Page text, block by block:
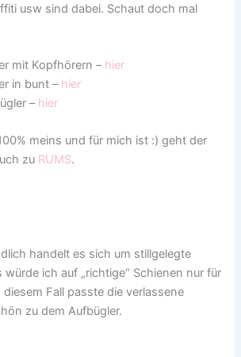
usw sind dabei. Schaut doch mal
mit Kopfhörern – hier
in bunt – hier
– hier
meins und für mich ist :) geht der
zu RUMS.
handelt es sich um stillgelegte
würde ich auf „richtige“ Schienen nur für
Fall passte die verlassene
zu dem Aufbügler.